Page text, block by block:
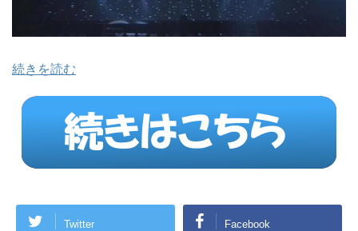
続きを読む
Twitter Facebook